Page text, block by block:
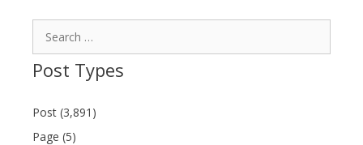
Post Types
Post (3,891)
Page (5)